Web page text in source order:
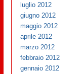
luglio 2012
giugno 2012
maggio 2012
aprile 2012
marzo 2012
febbraio 2012
gennaio 2012